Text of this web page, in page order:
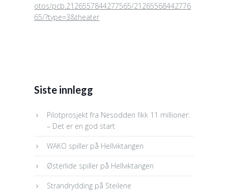
otos/pcb.2126557844277565/21265568442776
65/?type=3&theater
Siste innlegg
Pilotprosjekt fra Nesodden fikk 11 millioner:
– Det er en god start
WAKO spiller på Hellviktangen
Østerlide spiller på Hellviktangen
Strandrydding på Steilene